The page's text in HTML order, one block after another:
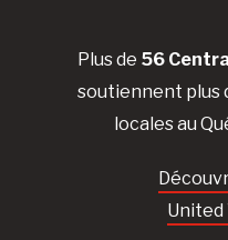
Plus de 56
soutiennent plus
locales au
United